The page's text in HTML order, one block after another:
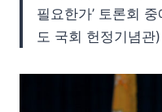
필요한가’ 토론회
도 국회 헌정기념관)